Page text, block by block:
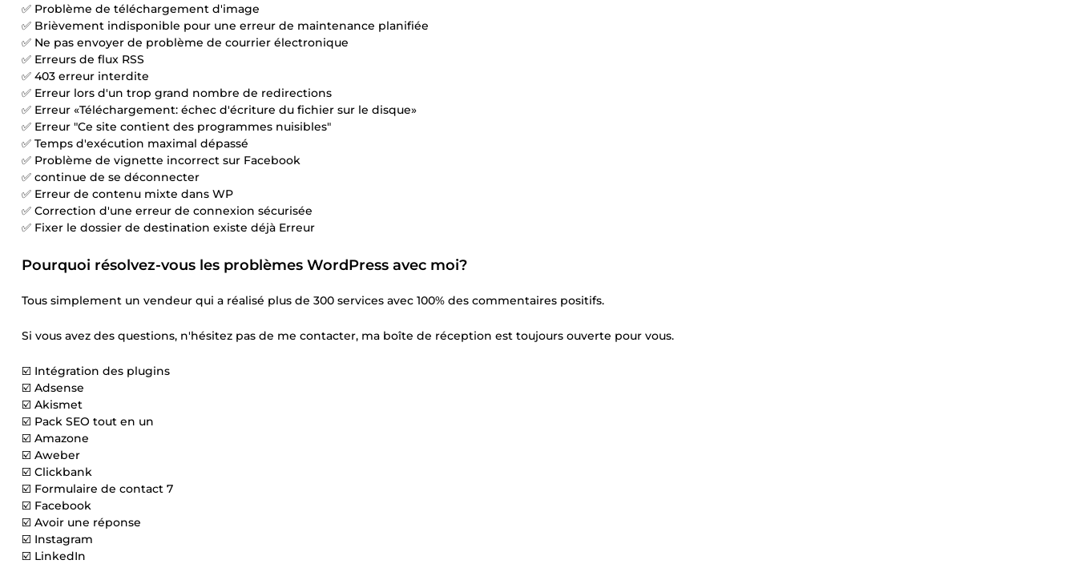
✅ Problème de téléchargement d'image
✅ Brièvement indisponible pour une erreur de maintenance planifiée
✅ Ne pas envoyer de problème de courrier électronique
✅ Erreurs de flux RSS
✅ 403 erreur interdite
✅ Erreur lors d'un trop grand nombre de redirections
✅ Erreur «Téléchargement: échec d'écriture du fichier sur le disque»
✅ Erreur "Ce site contient des programmes nuisibles"
✅ Temps d'exécution maximal dépassé
✅ Problème de vignette incorrect sur Facebook
✅ continue de se déconnecter
✅ Erreur de contenu mixte dans WP
✅ Correction d'une erreur de connexion sécurisée
✅ Fixer le dossier de destination existe déjà Erreur
Pourquoi résolvez-vous les problèmes WordPress avec moi?
Tous simplement un vendeur qui a réalisé plus de 300 services avec 100% des commentaires positifs.
Si vous avez des questions, n'hésitez pas de me contacter, ma boîte de réception est toujours ouverte pour vous.
☑️ Intégration des plugins
☑️ Adsense
☑️ Akismet
☑️ Pack SEO tout en un
☑️ Amazone
☑️ Aweber
☑️ Clickbank
☑️ Formulaire de contact 7
☑️ Facebook
☑️ Avoir une réponse
☑️ Instagram
☑️ LinkedIn